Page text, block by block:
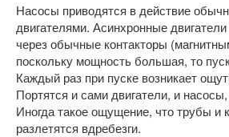
Насосы приводятся в действие
двигателями. Асинхронные
через обычные контакторы
поскольку мощность большая, то
Каждый раз при пуске возникает
Портятся и сами двигатели, и
Иногда такое ощущение, что трубы и
разлетятся вдребезги.